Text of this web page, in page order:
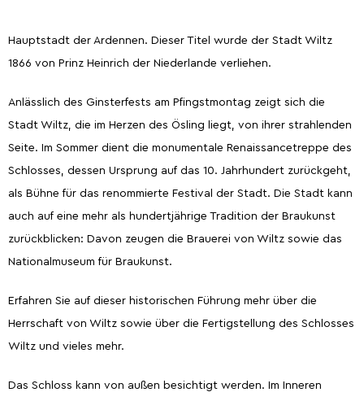
Hauptstadt der Ardennen. Dieser Titel wurde der Stadt Wiltz
1866 von Prinz Heinrich der Niederlande verliehen.
Anlässlich des Ginsterfests am Pfingstmontag zeigt sich die
Stadt Wiltz, die im Herzen des Ösling liegt, von ihrer strahlenden
Seite. Im Sommer dient die monumentale Renaissancetreppe des
Schlosses, dessen Ursprung auf das 10. Jahrhundert zurückgeht,
als Bühne für das renommierte Festival der Stadt. Die Stadt kann
auch auf eine mehr als hundertjährige Tradition der Braukunst
zurückblicken: Davon zeugen die Brauerei von Wiltz sowie das
Nationalmuseum für Braukunst.
Erfahren Sie auf dieser historischen Führung mehr über die
Herrschaft von Wiltz sowie über die Fertigstellung des Schlosses
Wiltz und vieles mehr.
Das Schloss kann von außen besichtigt werden. Im Inneren